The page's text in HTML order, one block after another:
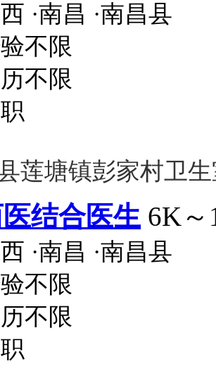
包吃 住房补贴
节日福利
事业编制
·南昌 ·南昌县
不限
不限
莲塘镇彭家村卫
结合医生 6K～
·南昌 ·南昌县
不限
不限